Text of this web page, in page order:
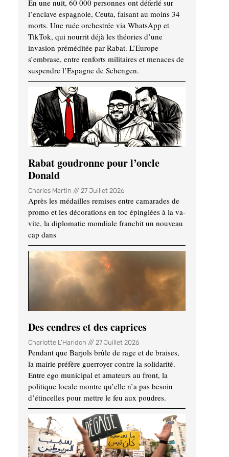
En une nuit, 60 000 personnes ont déferlé sur
l’enclave espagnole, Ceuta, faisant au moins 34
morts. Une ruée orchestrée via WhatsApp et
TikTok, qui nourrit déjà les théories d’une
invasion préméditée par Rabat. L’Europe
s’embrase, entre renforts militaires et menaces de
suspendre l’Espagne de Schengen.
Rabat goudronne pour l’oncle
Donald
Charles Martin 27 Juillet 2026
Après les médailles remises entre camarades de
promo et les décorations en toc épinglées à la va-
vite, la diplomatie mondiale franchit un nouveau
cap dans
Des cendres et des caprices
Charlotte L'Haridon 27 Juillet 2026
Pendant que Barjols brûle de rage et de braises,
la mairie préfère guerroyer contre la solidarité.
Entre ego municipal et amateurs au front, la
politique locale montre qu’elle n’a pas besoin
d’étincelles pour mettre le feu aux poudres.